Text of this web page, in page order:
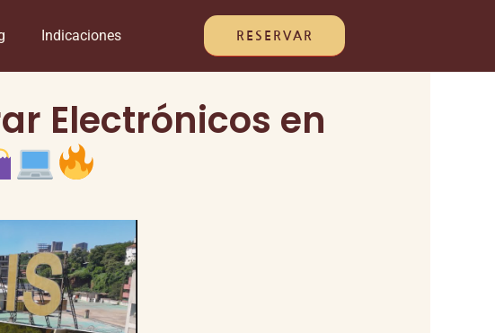
Indicaciones RESERVAR
Electrónicos en